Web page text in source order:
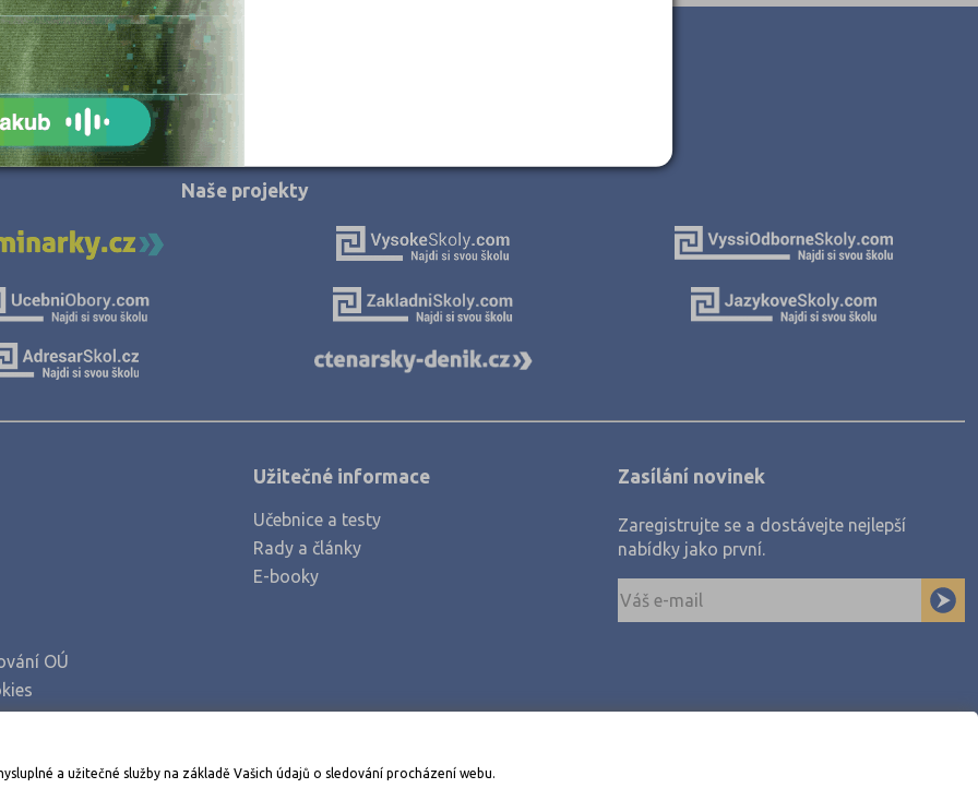
Praha hlavní město (1)
Praha-východ (1)
Praha-západ (1)
Rakovník (1)
Ústí nad Orlicí (1)
Vsetín (1)
JSME TAM, KDE JSTE VY
Naše projekty
OÚ
Stáhněte si aplikaci Adresář škol
Užitečné informace
Učebnice a testy
Rady a články
E-booky
Zasílání novinek
Zaregistrujte se a dostávejte nejlepší
nabídky jako první.
a užitečné služby na základě Vašich údajů o sledování procházení webu.